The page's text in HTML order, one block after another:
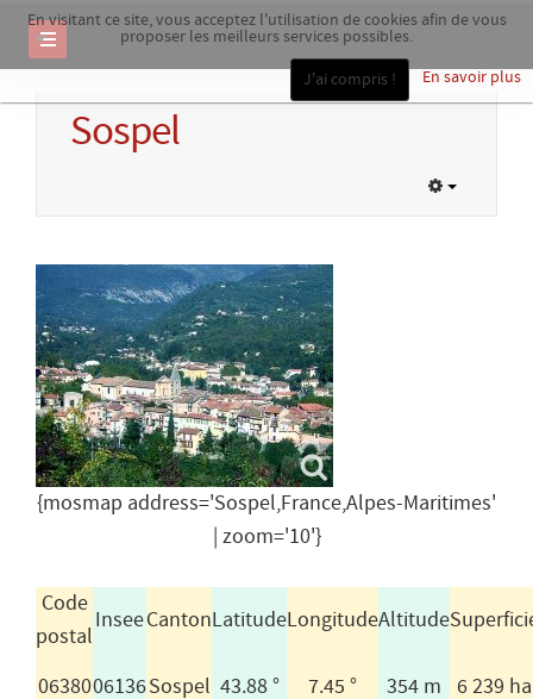
En visitant ce site, vous acceptez l'utilisation de cookies afin de vous
proposer les meilleurs services possibles.
En savoir plus
J'ai compris !
Sospel
{mosmap address='Sospel,France,Alpes-Maritimes'
| zoom='10'}
Code
postal
InseeCantonLatitudeLongitudeAltitude
0638006136Sospel 43.88 ° 7.45 ° 354 m 6 239 ha